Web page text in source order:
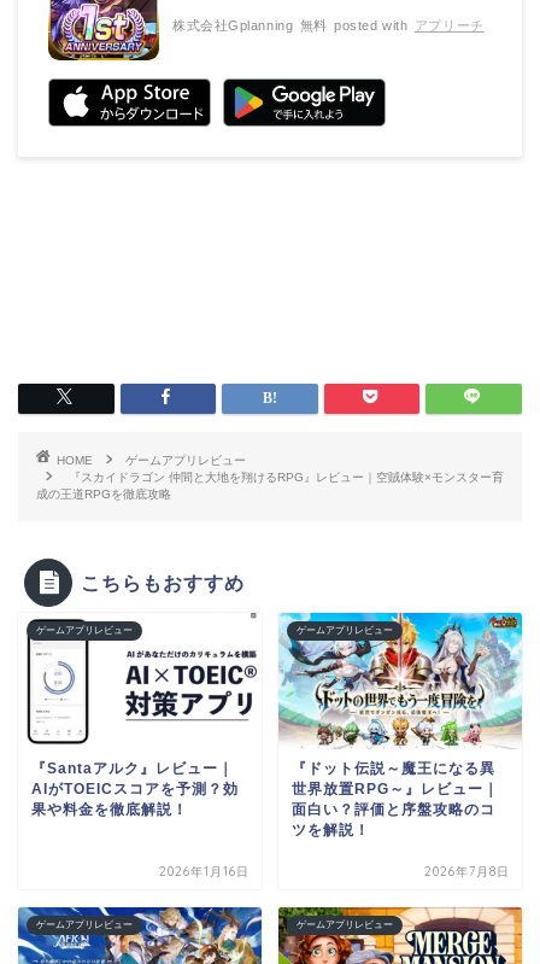
株式会社Gplanning 無料 posted with アプリーチ
HOME
ゲームアプリレビュー
『スカイドラゴン 仲間と大地を翔けるRPG』レビュー｜空賊体験×モンスター育
成の王道RPGを徹底攻略
こちらもおすすめ
ゲームアプリレビュー
『Santaアルク』レビュー｜
AIがTOEICスコアを予測？効
果や料金を徹底解説！
2026年1月16日
ゲームアプリレビュー
『ドット伝説～魔王になる異
世界放置RPG～』レビュー｜
面白い？評価と序盤攻略のコ
ツを解説！
2026年7月8日
ゲームアプリレビュー ゲームアプリレビュー